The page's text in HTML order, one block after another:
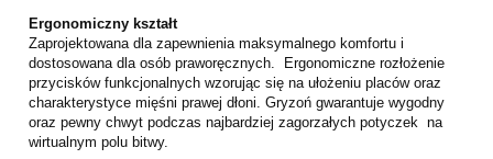
Ergonomiczny kształt
Zaprojektowana dla zapewnienia maksymalnego komfortu i
dostosowana dla osób praworęcznych. Ergonomiczne rozłożenie
przycisków funkcjonalnych wzorując się na ułożeniu placów oraz
charakterystyce mięśni prawej dłoni. Gryzoń gwarantuje wygodny
oraz pewny chwyt podczas najbardziej zagorzałych potyczek na
wirtualnym polu bitwy.